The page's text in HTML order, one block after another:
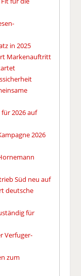
in 2025
Markenauftritt
2026 auf
2026
Süd neu auf
deutsche
für
Verfuger-
zum